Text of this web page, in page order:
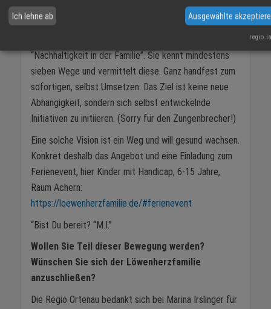
Das Gute, das ist kein “Geschwurbel”, sondern mündet
“Nachhaltigkeit in der Familie”. Sie kennt mindestens
sieben Wege und vermittelt diese. Ganz handfest zum
sofortigen, selbst Umsetzen. Das Ziel ist keine neue
Abhängigkeit, sondern sich selbst entwickelnde
Initiativen zu initiieren. (Sorry für den Zungenbrecher!)
Eine solche Vision ist ein Weg und will gesund wachsen.
Konkret deshalb das Angebot und eine Einladung zum
Ferienevent, hier Kinder mit Handicap, 6-15 Jahre,
Raum Achern:
https://loewenherzfamilie.de/#ferienevent
“Bist Du bereit? “M.I.”
Wollen Sie Teil dieser Bewegung werden?
Wünschen Sie sich der Löwenherzfamilie
anzuschließen?
Die Regio Ortenau bedankt sich bei Marina Irslinger für
Ich lehne ab Ausgewählte